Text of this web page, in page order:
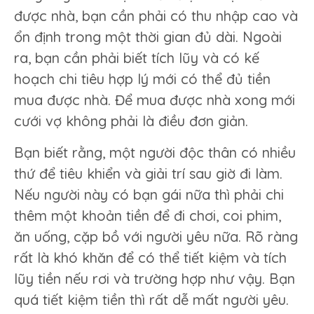
được nhà, bạn cần phải có thu nhập cao và
ổn định trong một thời gian đủ dài. Ngoài
ra, bạn cần phải biết tích lũy và có kế
hoạch chi tiêu hợp lý mới có thể đủ tiền
mua được nhà. Để mua được nhà xong mới
cưới vợ không phải là điều đơn giản.
Bạn biết rằng, một người độc thân có nhiều
thứ để tiêu khiển và giải trí sau giờ đi làm.
Nếu người này có bạn gái nữa thì phải chi
thêm một khoản tiền để đi chơi, coi phim,
ăn uống, cặp bồ với người yêu nữa. Rõ ràng
rất là khó khăn để có thể tiết kiệm và tích
lũy tiền nếu rơi và trường hợp như vậy. Bạn
quá tiết kiệm tiền thì rất dễ mất người yêu.